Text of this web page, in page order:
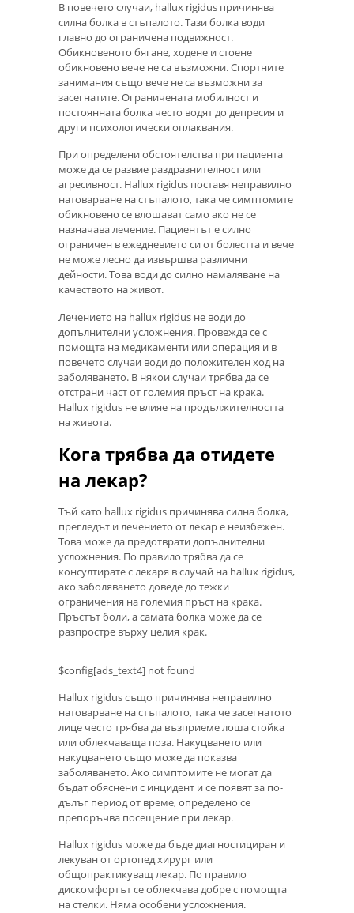
В повечето случаи, hallux rigidus причинява
силна болка в стъпалото. Тази болка води
главно до ограничена подвижност.
Обикновеното бягане, ходене и стоене
обикновено вече не са възможни. Спортните
занимания също вече не са възможни за
засегнатите. Ограничената мобилност и
постоянната болка често водят до депресия и
други психологически оплаквания.
При определени обстоятелства при пациента
може да се развие раздразнителност или
агресивност. Hallux rigidus поставя неправилно
натоварване на стъпалото, така че симптомите
обикновено се влошават само ако не се
назначава лечение. Пациентът е силно
ограничен в ежедневието си от болестта и вече
не може лесно да извършва различни
дейности. Това води до силно намаляване на
качеството на живот.
Лечението на hallux rigidus не води до
допълнителни усложнения. Провежда се с
помощта на медикаменти или операция и в
повечето случаи води до положителен ход на
заболяването. В някои случаи трябва да се
отстрани част от големия пръст на крака.
Hallux rigidus не влияе на продължителността
на живота.
Кога трябва да отидете
на лекар?
Тъй като hallux rigidus причинява силна болка,
прегледът и лечението от лекар е неизбежен.
Това може да предотврати допълнителни
усложнения. По правило трябва да се
консултирате с лекаря в случай на hallux rigidus,
ако заболяването доведе до тежки
ограничения на големия пръст на крака.
Пръстът боли, а самата болка може да се
разпростре върху целия крак.
$config[ads_text4] not found
Hallux rigidus също причинява неправилно
натоварване на стъпалото, така че засегнатото
лице често трябва да възприеме лоша стойка
или облекчаваща поза. Накуцването или
накуцването също може да показва
заболяването. Ако симптомите не могат да
бъдат обяснени с инцидент и се появят за по-
дълъг период от време, определено се
препоръчва посещение при лекар.
Hallux rigidus може да бъде диагностициран и
лекуван от ортопед хирург или
общопрактикуващ лекар. По правило
дискомфортът се облекчава добре с помощта
на стелки. Няма особени усложнения.